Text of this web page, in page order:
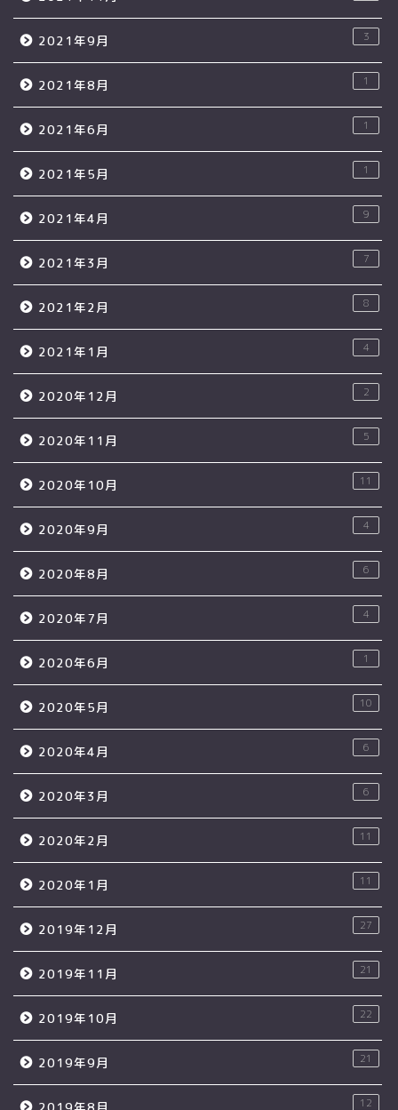
2021年9月 3
2021年8月 1
2021年6月 1
2021年5月 1
2021年4月 9
2021年3月 7
2021年2月 8
2021年1月 4
2020年12月 2
2020年11月 5
2020年10月 11
2020年9月 4
2020年8月 6
2020年7月 4
2020年6月 1
2020年5月 10
2020年4月 6
2020年3月 6
2020年2月 11
2020年1月 11
2019年12月 27
2019年11月 21
2019年10月 22
2019年9月 21
12